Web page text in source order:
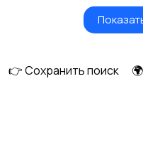
Игры для приставок и
👉 Сохранить поиск